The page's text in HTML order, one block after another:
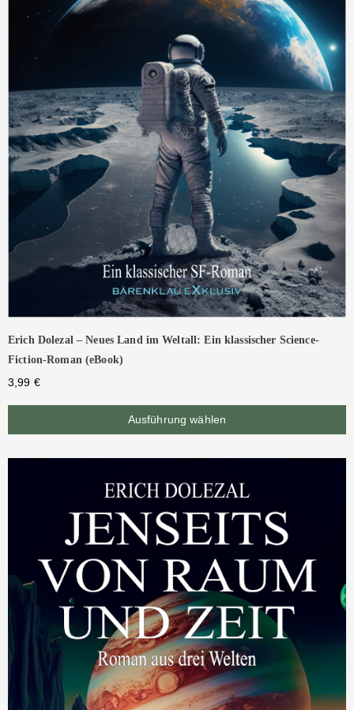
Erich Dolezal – Neues Land im Weltall: Ein klassischer Science-
Fiction-Roman (eBook)
3,99 €
Ausführung wählen